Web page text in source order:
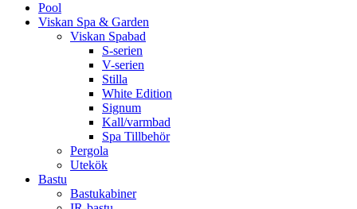
Pool
Viskan Spa & Garden
Viskan Spabad
S-serien
V-serien
Stilla
White Edition
Signum
Kall/varmbad
Spa Tillbehör
Pergola
Utekök
Bastu
Bastukabiner